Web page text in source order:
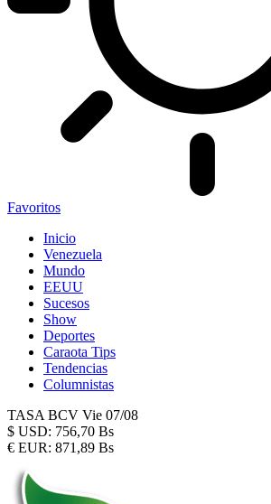
Favoritos
Inicio
Venezuela
Mundo
EEUU
Sucesos
Show
Deportes
Caraota Tips
Tendencias
Columnistas
TASA BCV Vie 07/08
$ USD: 756,70 Bs
€ EUR: 871,89 Bs